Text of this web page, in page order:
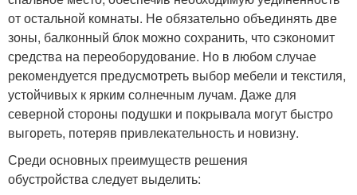
от остальной комнаты. Не обязательно объединять две
зоны, балконный блок можно сохранить, что сэкономит
средства на переоборудование. Но в любом случае
рекомендуется предусмотреть выбор мебели и текстиля,
устойчивых к ярким солнечным лучам. Даже для
северной стороны подушки и покрывала могут быстро
выгореть, потеряв привлекательность и новизну.
Среди основных преимуществ решения
обустройства следует выделить: